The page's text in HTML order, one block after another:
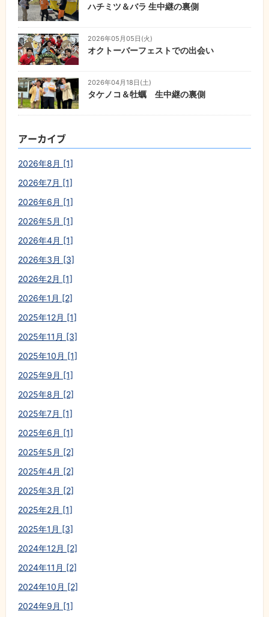
ハチミツ＆バラ 生中継の裏側
2026年05月05日(火)
オクトーバーフェストでの出会い
2026年04月18日(土)
タケノコ＆牡蠣 生中継の裏側
アーカイブ
2026年8月 [1]
2026年7月 [1]
2026年6月 [1]
2026年5月 [1]
2026年4月 [1]
2026年3月 [3]
2026年2月 [1]
2026年1月 [2]
2025年12月 [1]
2025年11月 [3]
2025年10月 [1]
2025年9月 [1]
2025年8月 [2]
2025年7月 [1]
2025年6月 [1]
2025年5月 [2]
2025年4月 [2]
2025年3月 [2]
2025年2月 [1]
2025年1月 [3]
2024年12月 [2]
2024年11月 [2]
2024年10月 [2]
2024年9月 [1]